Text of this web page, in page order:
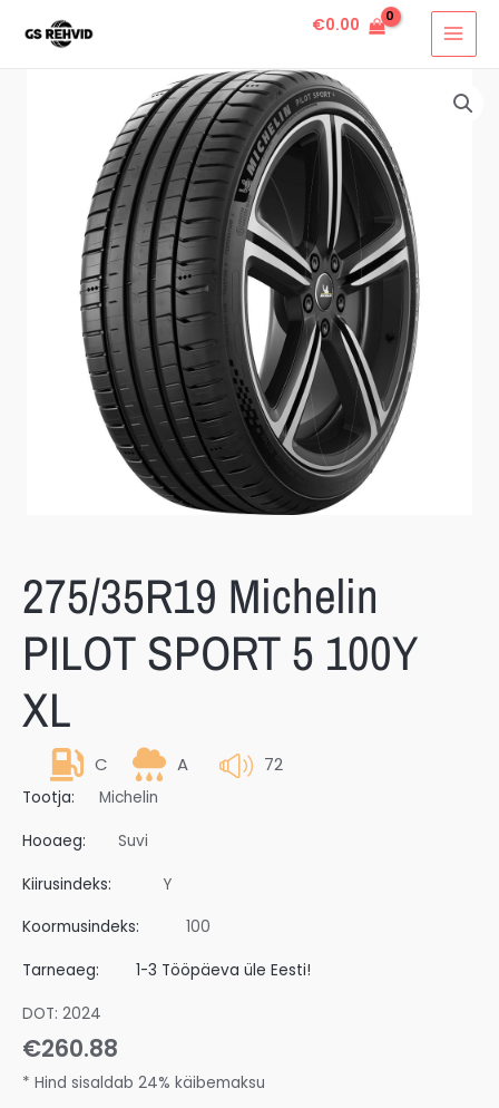
€0.00
275/35R19 Michelin
PILOT SPORT 5 100Y
XL
C A 72
Tootja: Michelin
Hooaeg: Suvi
Kiirusindeks: Y
Koormusindeks: 100
Tarneaeg: 1-3 Tööpäeva üle Eesti!
DOT: 2024
€260.88
* Hind sisaldab 24% käibemaksu